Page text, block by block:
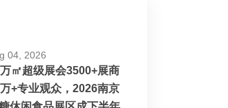
04, 2026
㎡超级展会3500+展商
+专业观众，2026南京